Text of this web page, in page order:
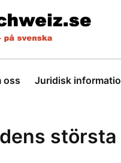
oss Juridisk